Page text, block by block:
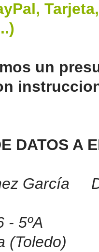
un
DATOS A
García
- 5ºA
(Toledo)